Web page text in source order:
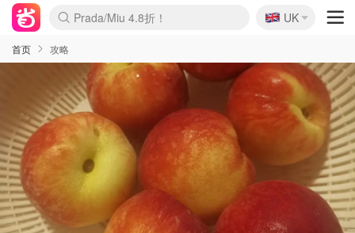
Prada/Miu 4.8折！
🇬🇧
UK
首页 攻略